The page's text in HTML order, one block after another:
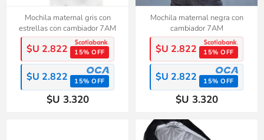
Mochila maternal gris con
estrellas con cambiador 7AM
$U 2.822 15% OFF
$U 2.822 15% OFF
$U 3.320
Mochila maternal negra con
cambiador 7AM
$U 2.822 15% OFF
$U 2.822 15% OFF
$U 3.320